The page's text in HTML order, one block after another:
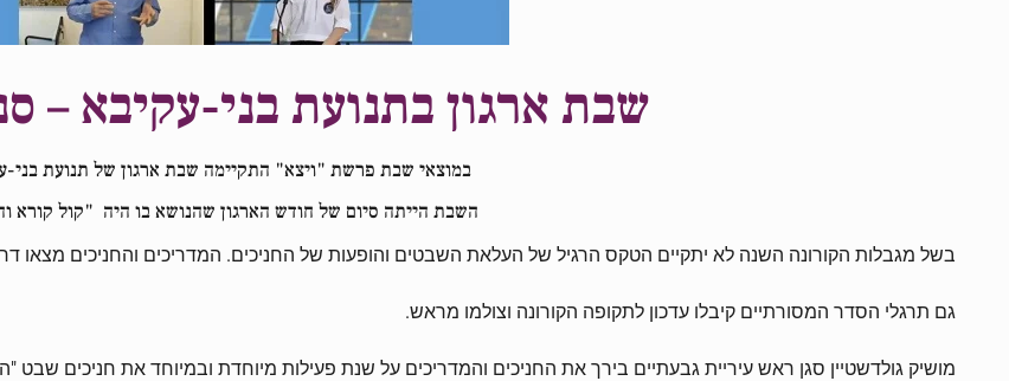
שבת ארגון בתנועת בני-עקיבא –
במוצאי שבת פרשת "ויצא" התקיימה שבת ארגון של תנועת בני-
השבת הייתה סיום של חודש הארגון שהנושא בו היה "קול קורא
בשל מגבלות הקורונה השנה לא יתקיים הטקס הרגיל של העלאת השבטים והופעות של החניכים. המדריכים והחניכים מצאו
גם תרגלי הסדר המסורתיים קיבלו עדכון לתקופה הקורונה וצולמו מראש.
מושיק גולדשטיין סגן ראש עיריית גבעתיים בירך את החניכים והמדריכים על שנת פעילות מיוחדת ובמיוחד את חניכים